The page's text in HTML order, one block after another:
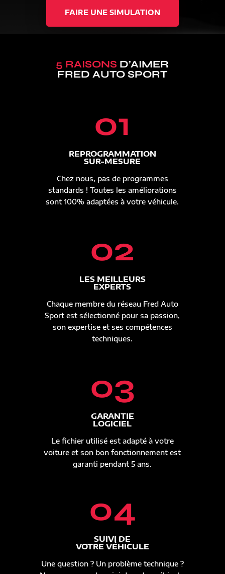
FAIRE UNE SIMULATION
5 RAISONS D’AIMER
FRED AUTO SPORT
01
REPROGRAMMATION
SUR-MESURE
Chez nous, pas de programmes
standards ! Toutes les améliorations
sont 100% adaptées à votre véhicule.
02
LES MEILLEURS
EXPERTS
Chaque membre du réseau Fred Auto
Sport est sélectionné pour sa passion,
son expertise et ses compétences
techniques.
03
GARANTIE
LOGICIEL
Le fichier utilisé est adapté à votre
voiture et son bon fonctionnement est
garanti pendant 5 ans.
04
SUIVI DE
VOTRE VÉHICULE
Une question ? Un problème technique ?